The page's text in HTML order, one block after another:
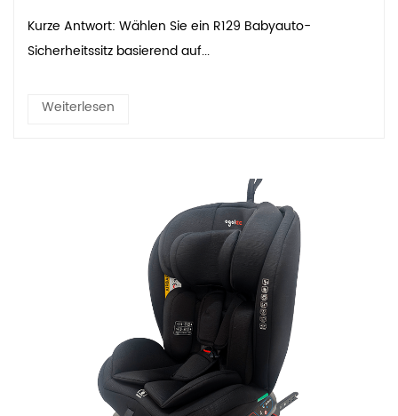
Kurze Antwort: Wählen Sie ein R129 Babyauto-
Sicherheitssitz basierend auf...
Weiterlesen